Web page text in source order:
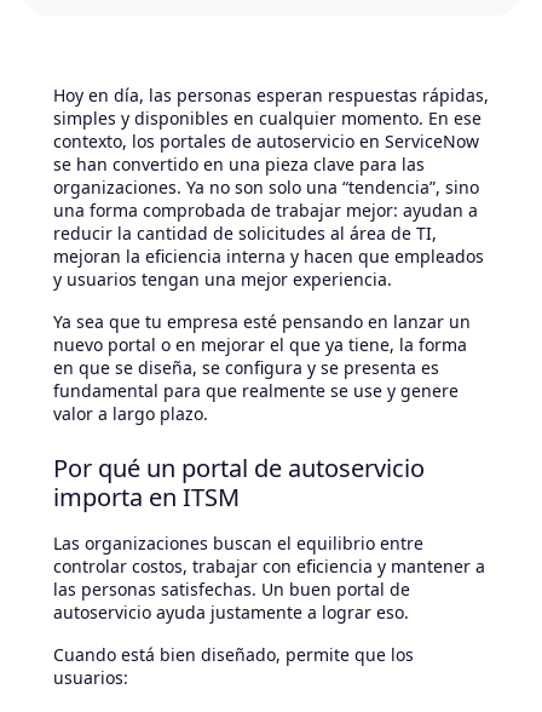
Hoy en día, las personas esperan respuestas rápidas,
simples y disponibles en cualquier momento. En ese
contexto, los portales de autoservicio en ServiceNow
se han convertido en una pieza clave para las
organizaciones. Ya no son solo una “tendencia”, sino
una forma comprobada de trabajar mejor: ayudan a
reducir la cantidad de solicitudes al área de TI,
mejoran la eficiencia interna y hacen que empleados
y usuarios tengan una mejor experiencia.
Ya sea que tu empresa esté pensando en lanzar un
nuevo portal o en mejorar el que ya tiene, la forma
en que se diseña, se configura y se presenta es
fundamental para que realmente se use y genere
valor a largo plazo.
Por qué un portal de autoservicio
importa en ITSM
Las organizaciones buscan el equilibrio entre
controlar costos, trabajar con eficiencia y mantener a
las personas satisfechas. Un buen portal de
autoservicio ayuda justamente a lograr eso.
Cuando está bien diseñado, permite que los
usuarios: